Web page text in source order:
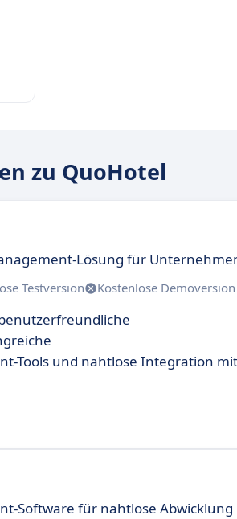
zu QuoHotel
Lösung für
Testversion Kostenlose Demoversion
Tools und nahtlose Integration
Software für nahtlose Abwicklung